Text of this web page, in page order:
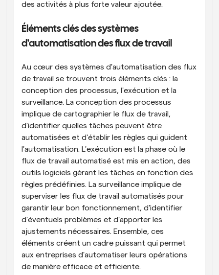
des activités à plus forte valeur ajoutée.
Éléments clés des systèmes
d'automatisation des flux de travail
Au cœur des systèmes d'automatisation des flux
de travail se trouvent trois éléments clés : la
conception des processus, l'exécution et la
surveillance. La conception des processus
implique de cartographier le flux de travail,
d'identifier quelles tâches peuvent être
automatisées et d'établir les règles qui guident
l'automatisation. L'exécution est la phase où le
flux de travail automatisé est mis en action, des
outils logiciels gérant les tâches en fonction des
règles prédéfinies. La surveillance implique de
superviser les flux de travail automatisés pour
garantir leur bon fonctionnement, d'identifier
d'éventuels problèmes et d'apporter les
ajustements nécessaires. Ensemble, ces
éléments créent un cadre puissant qui permet
aux entreprises d'automatiser leurs opérations
de manière efficace et efficiente.